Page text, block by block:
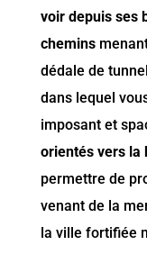
voir depuis ses
chemins
dédale de
dans lequel
imposant et
orientés vers la
permettre de
venant de la
la ville fortifiée